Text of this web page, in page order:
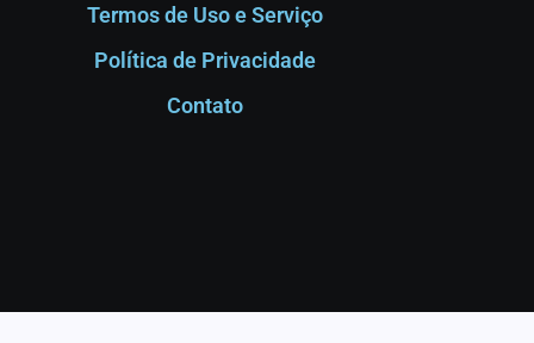
Termos de Uso e Serviço
Política de Privacidade
Contato